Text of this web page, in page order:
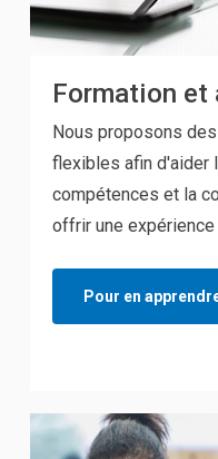
Formation et
Nous proposons
flexibles afin d'aider
compétences et la
offrir une
Pour en